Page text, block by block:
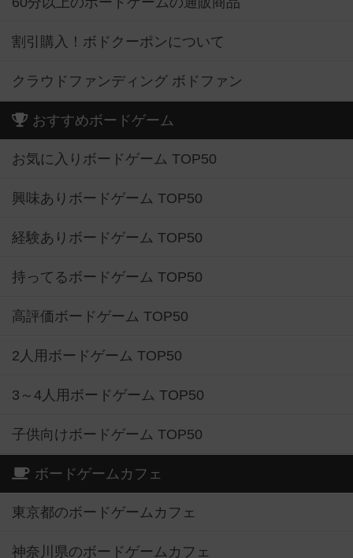
割引購入！ボドクーポンについて
クラウドファンディング ボドファン
おすすめボードゲーム
お気に入りボードゲーム TOP50
興味ありボードゲーム TOP50
経験ありボードゲーム TOP50
持ってるボードゲーム TOP50
高評価ボードゲーム TOP50
2人用ボードゲーム TOP50
3～4人用ボードゲーム TOP50
子供向けボードゲーム TOP50
ボードゲームカフェ
東京都のボードゲームカフェ
神奈川県のボードゲームカフェ